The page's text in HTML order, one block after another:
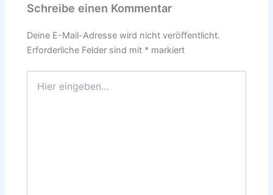
Schreibe einen Kommentar
Deine E-Mail-Adresse wird nicht veröffentlicht.
Erforderliche Felder sind mit * markiert
eingeben…